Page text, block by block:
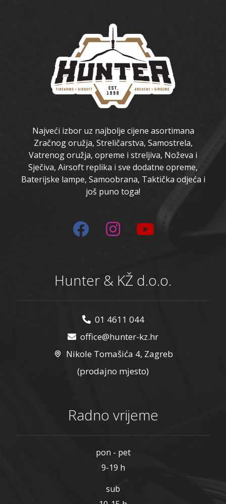
Najveći izbor uz najbolje cijene asortimana
Zračnog oružja, Streličarstva, Samostrela,
Vatrenog oružja, opreme i streljiva, Noževa i
Sječiva, Airsoft replika i sve dodatne opreme,
Baterijske lampe, Samoobrana, Taktička odjeća i
još puno toga!
Hunter & KŽ d.o.o.
01 4611 044
office@hunter-kz.hr
Nikole Tomašića 4, Zagreb
(prodajno mjesto)
Radno vrijeme
pon - pet
9-19 h
sub